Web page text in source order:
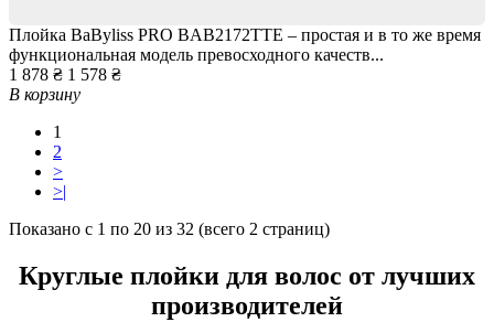
Плойка BaByliss PRO BAB2172TTE – простая и в то же время
функциональная модель превосходного качеств...
1 878 ₴ 1 578 ₴
В корзину
1
2
>
>|
Показано с 1 по 20 из 32 (всего 2 страниц)
Круглые плойки для волос от лучших
производителей